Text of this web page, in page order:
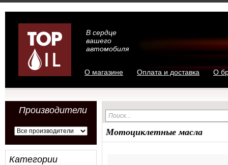
В сердце
вашего
автомобиля
О магазине Оплата и доставка О
Производители
Категории
Мотоциклетные масла